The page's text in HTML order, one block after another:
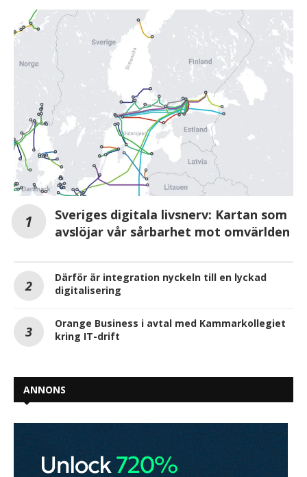
Sveriges digitala livsnerv: Kartan som
avslöjar vår sårbarhet mot omvärlden
Därför är integration nyckeln till en lyckad
digitalisering
Orange Business i avtal med Kammarkollegiet
kring IT-drift
ANNONS